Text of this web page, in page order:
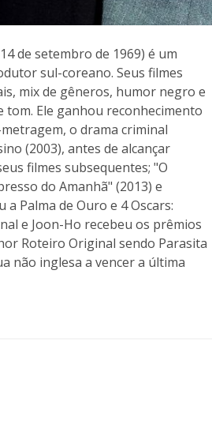
de setembro de 1969) é um
sul-coreano. Seus filmes
mix de gêneros, humor negro e
tom. Ele ganhou reconhecimento
o drama criminal
(2003), antes de alcançar
filmes subsequentes; "O
do Amanhã" (2013) e
Palma de Ouro e 4 Oscars:
e Joon-Ho recebeu os prêmios
Roteiro Original sendo Parasita
não inglesa a vencer a última